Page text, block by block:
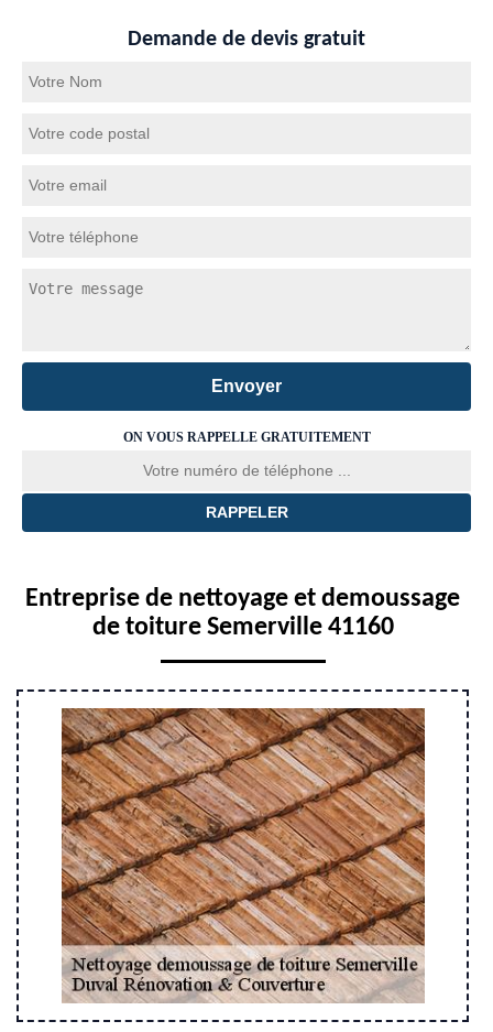
Demande de devis gratuit
ON VOUS RAPPELLE GRATUITEMENT
Entreprise de nettoyage et demoussage
de toiture Semerville 41160